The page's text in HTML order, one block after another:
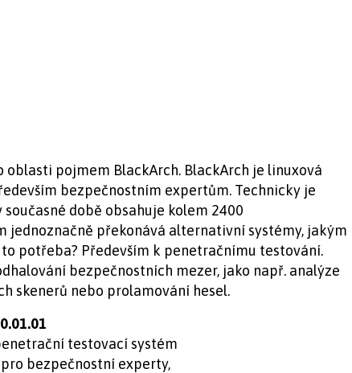
oblasti pojmem BlackArch. BlackArch je linuxová
bezpečnostním expertům. Technicky je
době obsahuje kolem 2400
jednoznačně překonává alternativní systémy, jakým
to potřeba? Především k penetračnímu testování.
bezpečnostních mezer, jako např. analýze
skenerů nebo prolamování hesel.
testovací systém
bezpečnostní experty,